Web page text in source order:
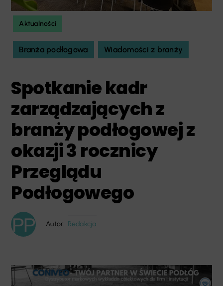
Aktualności
Branża podłogowa Wiadomości z branży
Spotkanie kadr
zarządzających z
branży podłogowej z
okazji 3 rocznicy
Przeglądu
Podłogowego
Autor: Redakcja